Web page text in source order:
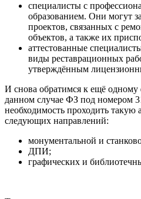
специалисты с
образованием. Они могут
проектов, связанных с
объектов, а также их
аттестованные
виды реставрационных
утверждённым
И снова обратимся к ещё одному
данном случае ФЗ под номером
необходимость проходить такую
следующих направлений:
монументальной и
ДПИ;
графических и